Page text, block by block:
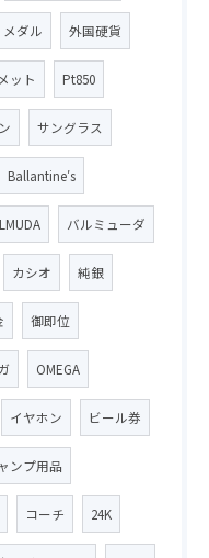
メダル 外国硬貨
ット Pt850
サングラス
Ballantine′s
バルミューダ
カシオ 純銀
御即位
OMEGA
イヤホン ビール券
ンプ用品
コーチ 24K